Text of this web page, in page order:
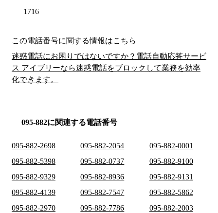
1716
この電話番号に関する情報はこちら
迷惑電話にお困りではないですか？電話自動応答サービ
ス アイブリーなら迷惑電話をブロックして業務を効率
化できます。
095-882に関連する電話番号
095-882-2698 095-882-2054
095-882-0001
095-882-5398
095-882-0737
095-882-9100
095-882-9329
095-882-8936
095-882-9131
095-882-4139
095-882-7547
095-882-5862
095-882-2970
095-882-7786
095-882-2003